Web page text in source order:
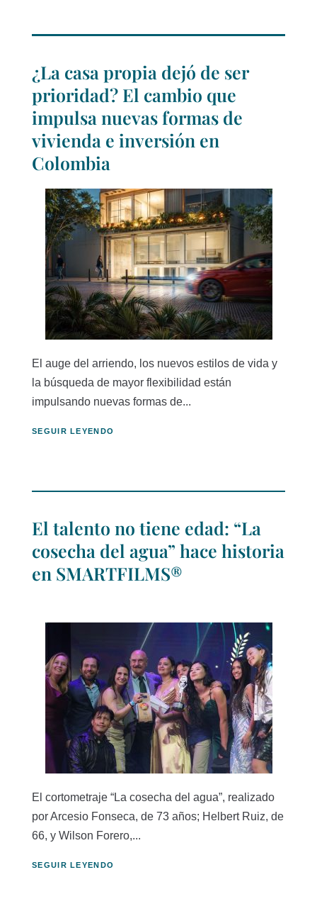
¿La casa propia dejó de ser
prioridad? El cambio que
impulsa nuevas formas de
vivienda e inversión en
Colombia
El auge del arriendo, los nuevos estilos de vida y
la búsqueda de mayor flexibilidad están
impulsando nuevas formas de...
SEGUIR LEYENDO
El talento no tiene edad: “La
cosecha del agua” hace historia
en SMARTFILMS®
El cortometraje “La cosecha del agua”, realizado
por Arcesio Fonseca, de 73 años; Helbert Ruiz, de
66, y Wilson Forero,...
SEGUIR LEYENDO